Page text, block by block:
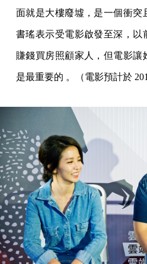
面就是大樓廢墟，是一個衝突
書瑤表示受電影啟發至深，以
賺錢買房照顧家人，但電影讓
是最重要的 。（電影預計於